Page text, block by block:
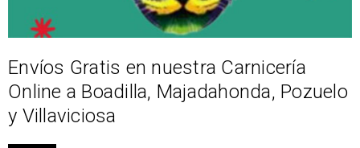
Envíos Gratis en nuestra Carnicería
Online a Boadilla, Majadahonda, Pozuelo
y Villaviciosa